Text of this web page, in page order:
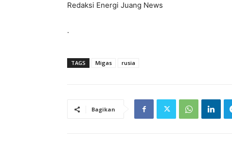
Redaksi Energi Juang News
.
TAGS Migas rusia
Bagikan